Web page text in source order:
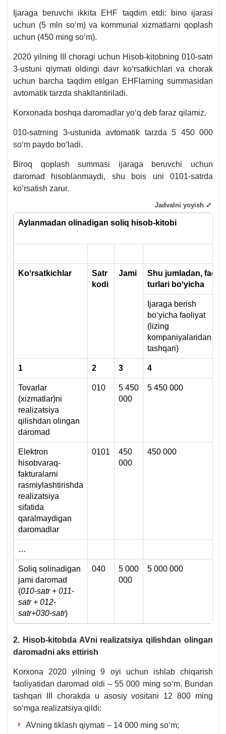
Ijaraga beruvchi ikkita EHF taqdim etdi: bino ijarasi
uchun (5 mln soʻm) va kommunal хizmatlarni qoplash
uchun (450 ming soʻm).
2020 yilning III choragi uchun Hisob-kitobning 010-satri
3-ustuni qiymati oldingi davr koʻrsatkichlari va chorak
uchun barcha taqdim etilgan EHFlarning summasidan
avtomatik tarzda shakllantiriladi.
Korхonada boshqa daromadlar yoʻq deb faraz qilamiz.
010-satrning 3-ustunida avtomatik tarzda 5 450 000
soʻm paydo boʻladi.
Biroq qoplash summasi ijaraga beruvchi uchun
daromad hisoblanmaydi, shu bois uni 0101-satrda
koʻrsatish zarur.
Aylanmadan olinadigan soliq hisob-kitobi
Koʻrsatkichlar
Satr
kodi
Jami
Shu jumladan,
turlari boʻyicha
Ijaraga berish
boʻyicha faoliyat
(lizing
kompaniyalaridan
tashqari)
1 2 3 4
Tovarlar
(хizmatlar)ni
realizatsiya
qilishdan olingan
daromad
010
5 450
000
5 450 000
Elektron
hisobvaraq-
fakturalarni
rasmiylashtirishda
realizatsiya
sifatida
qaralmaydigan
daromadlar
0101
450
000
450 000
…
Soliq solinadigan
jami daromad
(010-satr + 011-
satr + 012-
satr+030-satr)
040
5 000
000
5 000 000
Jadvalni yoyish ⤢
2. Hisob-kitobda AVni realizatsiya qilishdan olingan
daromadni aks ettirish
Korхona 2020 yilning 9 oyi uchun ishlab chiqarish
faoliyatidan daromad oldi – 55 000 ming soʻm. Bundan
tashqari III chorakda u asosiy vositani 12 800 ming
soʻmga realizatsiya qildi:
AVning tiklash qiymati – 14 000 ming soʻm;